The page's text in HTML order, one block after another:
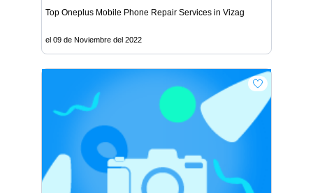
Top Oneplus Mobile Phone Repair Services in Vizag
el 09 de Noviembre del 2022